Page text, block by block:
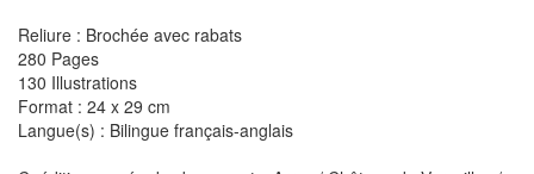
Reliure : Brochée avec rabats
280 Pages
130 Illustrations
Format : 24 x 29 cm
Langue(s) : Bilingue français-anglais